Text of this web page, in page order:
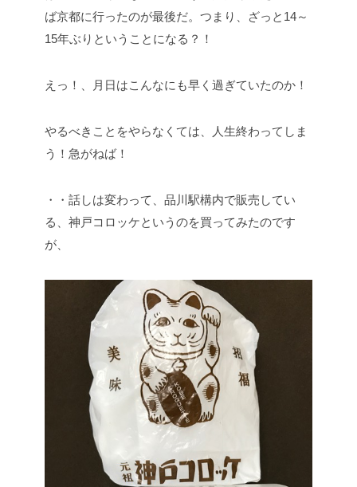
ば京都に行ったのが最後だ。つまり、ざっと14～
15年ぶりということになる？！
えっ！、月日はこんなにも早く過ぎていたのか！
やるべきことをやらなくては、人生終わってしま
う！急がねば！
・・話しは変わって、品川駅構内で販売してい
る、神戸コロッケというのを買ってみたのです
が、